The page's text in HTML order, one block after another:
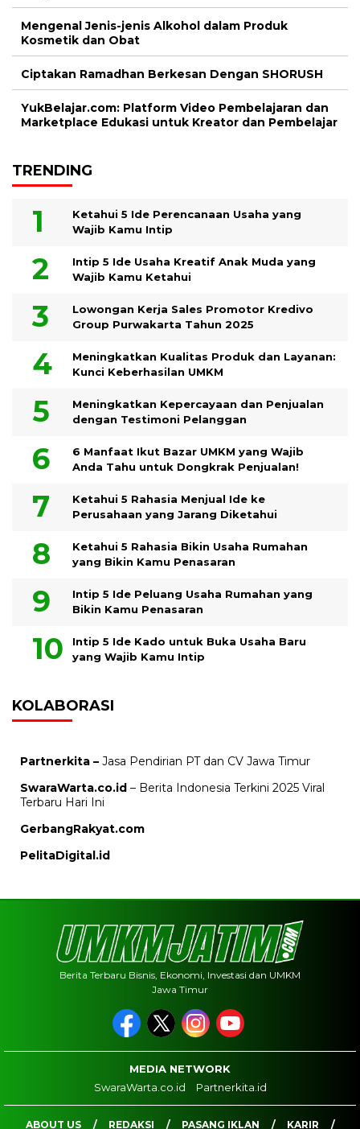
Mengenal Jenis-jenis Alkohol dalam Produk
Kosmetik dan Obat
Ciptakan Ramadhan Berkesan Dengan SHORUSH
YukBelajar.com: Platform Video Pembelajaran dan
Marketplace Edukasi untuk Kreator dan Pembelajar
TRENDING
Ketahui 5 Ide Perencanaan Usaha yang
Wajib Kamu Intip
Intip 5 Ide Usaha Kreatif Anak Muda yang
Wajib Kamu Ketahui
Lowongan Kerja Sales Promotor Kredivo
Group Purwakarta Tahun 2025
Meningkatkan Kualitas Produk dan Layanan:
Kunci Keberhasilan UMKM
Meningkatkan Kepercayaan dan Penjualan
dengan Testimoni Pelanggan
6 Manfaat Ikut Bazar UMKM yang Wajib
Anda Tahu untuk Dongkrak Penjualan!
Ketahui 5 Rahasia Menjual Ide ke
Perusahaan yang Jarang Diketahui
Ketahui 5 Rahasia Bikin Usaha Rumahan
yang Bikin Kamu Penasaran
Intip 5 Ide Peluang Usaha Rumahan yang
Bikin Kamu Penasaran
Intip 5 Ide Kado untuk Buka Usaha Baru
yang Wajib Kamu Intip
KOLABORASI
Partnerkita – Jasa Pendirian PT dan CV Jawa Timur
SwaraWarta.co.id – Berita Indonesia Terkini 2025 Viral
Terbaru Hari Ini
GerbangRakyat.com
PelitaDigital.id
Berita Terbaru Bisnis, Ekonomi, Investasi dan UMKM
Jawa Timur
MEDIA NETWORK
SwaraWarta.co.id
Partnerkita.id
ABOUT US REDAKSI PASANG IKLAN KARIR